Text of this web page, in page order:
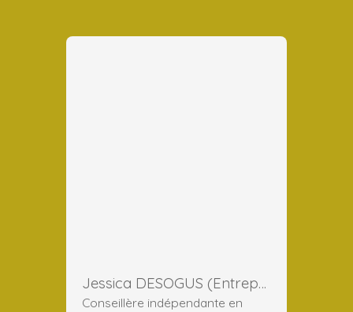
Jessica DESOGUS (Entreprise)
Conseillère indépendante en